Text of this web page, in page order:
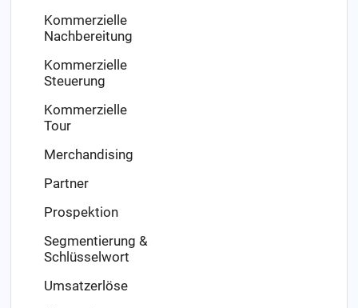
Kommerzielle
Nachbereitung
Kommerzielle
Steuerung
Kommerzielle
Tour
Merchandising
Partner
Prospektion
Segmentierung &
Schlüsselwort
Umsatzerlöse